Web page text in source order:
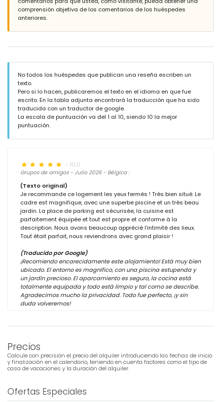
comprensión objetiva de los comentarios de los huéspedes
anteriores.
No todos los huéspedes que publican una reseña escriben un
texto.
Pero si lo hacen, publicaremos el texto en el idioma en que fue
escrito. En la tabla adjunta encontrará la traducción que ha sido
traducida con un traductor de google.
La escala de puntuación va del 1 al 10, siendo 10 la mejor
puntuación.
- 10,0
Grupos de amigos - Julio 2026 - Bélgica :
(Texto original)
Je recommande ce logement les yeux fermés ! Très bien situé. Le
cadre est magnifique, avec une superbe piscine et un très beau
jardin. La place de parking est sécurisée, la cuisine est
parfaitement équipée et tout est propre et conforme à la
description. Nous avons beaucoup apprécié l’intimité des lieux.
Tout était parfait, nous reviendrons avec grand plaisir !
(Traducido por Google)
¡Recomiendo encarecidamente este alojamiento! Está muy bien
ubicado. El entorno es magnífico, con una piscina estupenda y
un jardín precioso. El aparcamiento es seguro, la cocina está
totalmente equipada y todo está limpio y tal como se describe.
Agradecimos mucho la privacidad. Todo fue perfecto, ¡y sin
duda volveremos!
Precios
Calcule con precisión el precio del alquiler introduciendo las fechas de inicio
y finalización en el calendario, teniendo en cuenta factores como el tipo de
casa de vacaciones y la duración del alquiler.
Ofertas Especiales